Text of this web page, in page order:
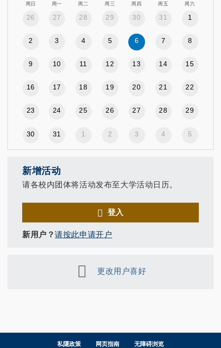
周日 周一 周二 周三 周四 周五 周六
26 27 28 29 30 31 1
2 3 4 5 6 7 8
9 10 11 12 13 14 15
16 17 18 19 20 21 22
23 24 25 26 27 28 29
30 31 1 2 3 4 5
新增活动
请各校内团体将活动发布至大学活动日历。
登入
新用户？请按此申请开户
更改用户喜好
私隱政策 网页指南 无障碍浏览